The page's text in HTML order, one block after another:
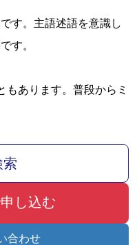
す。主語述語を意識し
す。
もあります。普段からミ
索
し込む
合わせ